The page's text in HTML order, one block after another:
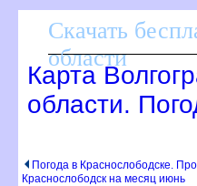
Скачать
области
Карта
области.
Погода в Краснослободске.
Краснослободск на месяц июнь